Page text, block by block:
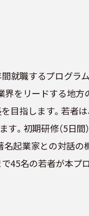
就職するプログラム
界をリードする地
目指します。若者は
初期研修（5日間
名起業家との対話の
45名の若者が本プ